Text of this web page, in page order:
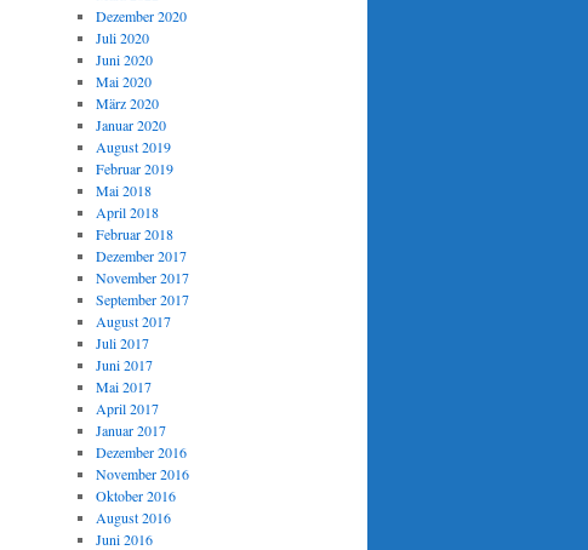
Dezember 2020
Juli 2020
Juni 2020
Mai 2020
März 2020
Januar 2020
August 2019
Februar 2019
Mai 2018
April 2018
Februar 2018
Dezember 2017
November 2017
September 2017
August 2017
Juli 2017
Juni 2017
Mai 2017
April 2017
Januar 2017
Dezember 2016
November 2016
Oktober 2016
August 2016
Juni 2016